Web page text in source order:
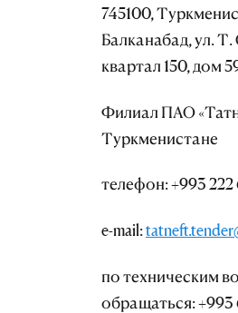
745100,
Балканабад, ул.
квартал 150, дом
Филиал ПАО
Туркменистане
телефон: +993 222
e-mail:
по техническим
обращаться: +993